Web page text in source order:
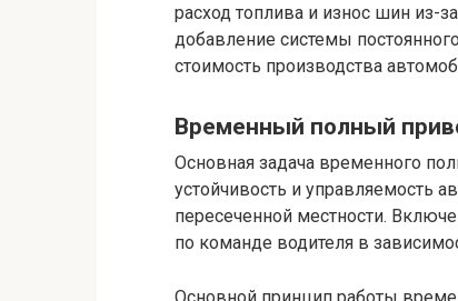
расход топлива и износ шин из-
добавление системы
стоимость производства
Временный полный
Основная задача временного
устойчивость и управляемость
пересеченной местности.
по команде водителя в